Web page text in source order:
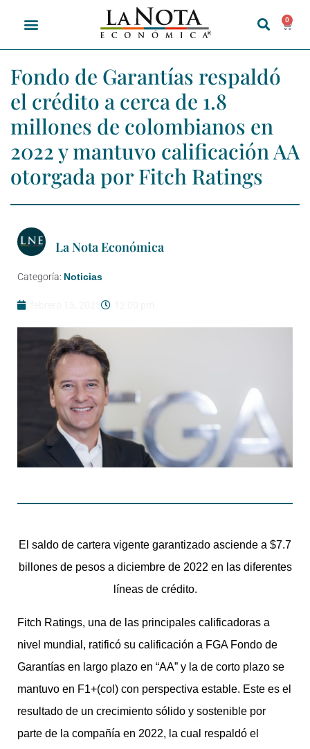
0
Fondo de Garantías respaldó
el crédito a cerca de 1.8
millones de colombianos en
2022 y mantuvo calificación AA
otorgada por Fitch Ratings
La Nota Económica
Categoría: Noticias
El saldo de cartera vigente garantizado asciende a $7.7
billones de pesos a diciembre de 2022 en las diferentes
líneas de crédito.
Fitch Ratings, una de las principales calificadoras a
nivel mundial, ratificó su calificación a FGA Fondo de
Garantías en largo plazo en “AA” y la de corto plazo se
mantuvo en F1+(col) con perspectiva estable. Este es el
resultado de un crecimiento sólido y sostenible por
parte de la compañía en 2022, la cual respaldó el